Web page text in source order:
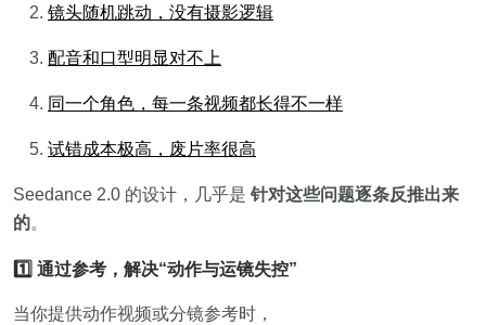
镜头随机跳动，没有摄影逻辑
配音和口型明显对不上
同一个角色，每一条视频都长得不一样
试错成本极高，废片率很高
Seedance 2.0 的设计，几乎是 针对这些问题逐条反推出来
的。
1️⃣ 通过参考，解决“动作与运镜失控”
当你提供动作视频或分镜参考时，